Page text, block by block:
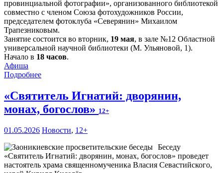
провинциальной фотографии», организованного библиотекой
совместно с членом Союза фотохудожников России,
председателем фотоклуба «Северянин» Михаилом
Трапезниковым.
Занятие состоится во вторник, 19 мая, в зале №12 Областной
универсальной научной библиотеки (М. Ульяновой, 1).
Начало в 18 часов.
Афиша
Подробнее
«Святитель Игнатий: дворянин,
монах, богослов» 12+
01.05.2026 Новости, 12+
Беседу
«Святитель Игнатий: дворянин, монах, богослов» проведет
настоятель храма священномученика Власия Севастийского,